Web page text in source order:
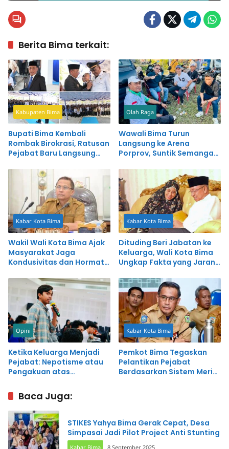
Berita Bima terkait:
Kabupaten Bima
Bupati Bima Kembali
Rombak Birokrasi, Ratusan
Pejabat Baru Langsung
Olah Raga
Wawali Bima Turun
Langsung ke Arena
Porprov, Suntik Semangat
Kabar Kota Bima
Wakil Wali Kota Bima Ajak
Masyarakat Jaga
Kondusivitas dan Hormati
Kabar Kota Bima
Dituding Beri Jabatan ke
Keluarga, Wali Kota Bima
Ungkap Fakta yang Jarang
Opini
Ketika Keluarga Menjadi
Pejabat: Nepotisme atau
Pengakuan atas
Kabar Kota Bima
Pemkot Bima Tegaskan
Pelantikan Pejabat
Berdasarkan Sistem Merit,
Baca Juga:
STIKES Yahya Bima Gerak Cepat, Desa
Simpasai Jadi Pilot Project Anti Stunting
Kabar Bima 8 September 2025